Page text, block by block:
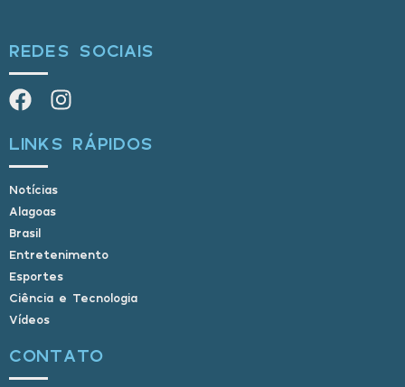
REDES SOCIAIS
LINKS RÁPIDOS
Notícias
Alagoas
Brasil
Entretenimento
Esportes
Ciência e Tecnologia
Vídeos
CONTATO